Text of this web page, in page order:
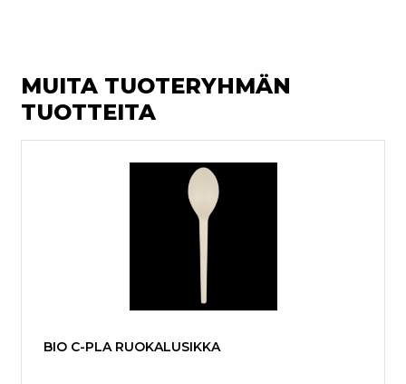
MUITA TUOTERYHMÄN
TUOTTEITA
BIO C-PLA RUOKALUSIKKA